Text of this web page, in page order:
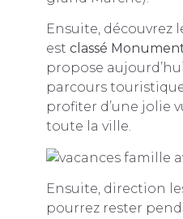
Ensuite, découvrez
est classé
propose
parcours
profiter d’une jolie
toute la ville.
Ensuite, direction
pourrez rester